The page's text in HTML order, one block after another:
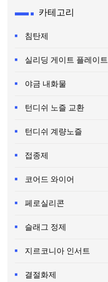
카테고리
침탄제
실리딩 게이트 플레이트
야금 내화물
턴디쉬 노즐 교환
턴디쉬 계량노즐
접종제
코어드 와이어
페로실리콘
슬래그 정제
지르코니아 인서트
결절화제